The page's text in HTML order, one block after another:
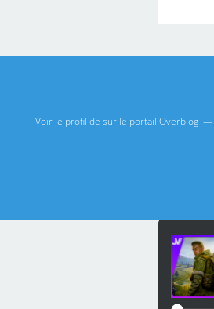
Voir le profil de sur le portail Overblog